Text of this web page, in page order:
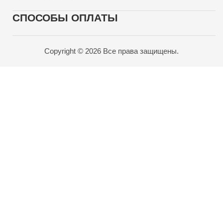
СПОСОБЫ ОПЛАТЫ
Copyright © 2026 Все права защищены.